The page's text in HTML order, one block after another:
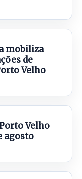
mobiliza
de
Velho
Velho
agosto